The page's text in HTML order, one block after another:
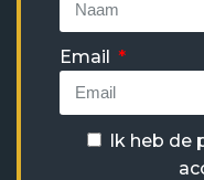
Email
Ik heb de